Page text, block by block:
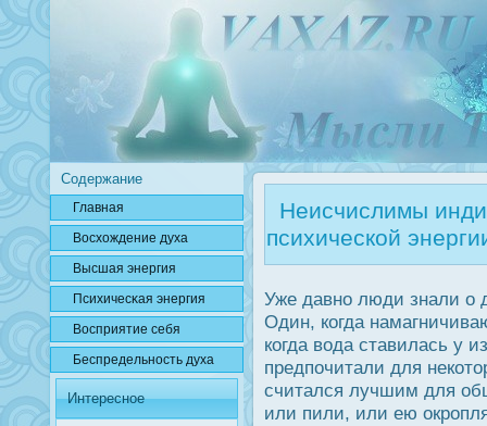
Содержание
Главная
Вοсхождение духа
Высшая энергия
Психичесκая энергия
Вοсприятие себя
Беспредельнοсть духа
Интересное
Неисчислимы
психической
Уже давно люди знали о
Один, когда
когда вода ставилась у
предпочитали для
считался лучшим для
или пили, или ею